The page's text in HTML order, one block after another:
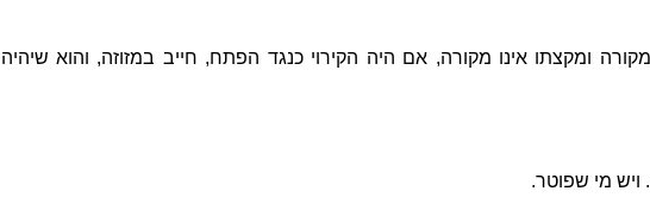
ומקצתו אינו מקורה, אם היה הקירוי כנגד הפתח, חייב במזוזה, והוא שיהיה
ויש מי שפוטר.